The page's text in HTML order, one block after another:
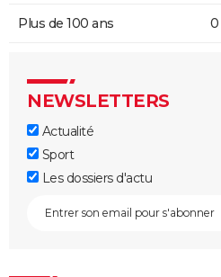
Plus de 100 ans 0
NEWSLETTERS
Actualité
Sport
Les dossiers d'actu